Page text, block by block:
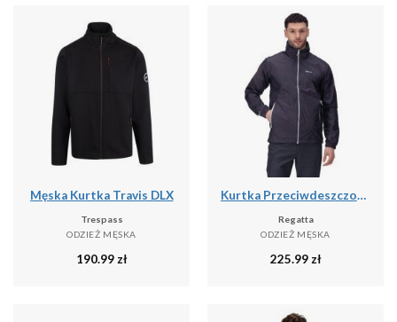
Męska Kurtka Travis DLX
Trespass
ODZIEŻ MĘSKA
190.99 zł
Kurtka Przeciwdeszczowa Męska Lyle IV
Regatta
ODZIEŻ MĘSKA
225.99 zł